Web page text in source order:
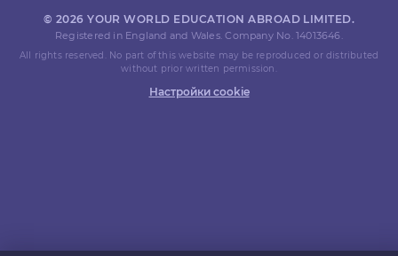
© 2026 YOUR WORLD EDUCATION ABROAD LIMITED.
Registered in England and Wales. Company No. 14013646.
All rights reserved. No part of this website may be reproduced or distributed
without prior written permission.
Настройки cookie